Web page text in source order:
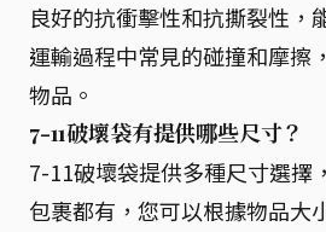
良好的抗衝擊性和抗撕裂性，
運輸過程中常見的碰撞和摩擦
物品。
7-11破壞袋有提供哪些尺寸？
7-11破壞袋提供多種尺寸選擇
包裹都有，您可以根據物品大